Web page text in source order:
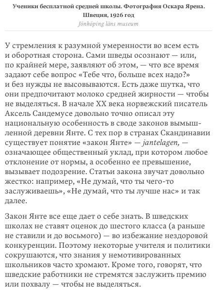
Ученики бесплатной средней школы. Фотография Оскара Ярена.
Швеция, 1926 год
Jönköping läns museum
У стремления к разумной умеренности во всем есть
и оборотная сторона. Сами шведы осознают — или,
по крайней мере, заявляют об этом, — что все время
задают себе вопрос «Тебе что, больше всех надо?»
и без нужды не высовыва­ются. Есть даже шутка, что
они предпочитают молоко средней жирности — чтобы
не выделяться. В начале XX века норвежский писатель
Аксель Сандемусе дово­­льно точно описал эту
национальную особенность в своде законов вымыш­­
лен­ной деревни Янте. С тех пор в странах Скандинавии
существует понятие «закон Янте» — jantelagen, —
означающее общественный уклад, при котором любое
отклонение от нормы, а особенно ее превышение,
вызывает подозрение. Статьи закона звучат довольно
жестко: например, «Не думай, что ты чего-то
заслуживаешь», «Не думай, что ты лучше нас» и так
далее.
Закон Янте все еще дает о себе знать. В шведских
школах не ставят оценок до шестого класса (а раньше
не ставили и до восьмого) — во избежание нездо­ровой
конкуренции. Поэтому некоторые учителя и политики
сокрушаются, что знания у немотивированных
школьников часто хромают. Кроме того, говорят, что
швед­ские работники не стремятся заслужить премию
или похвалу — чтобы не выделяться.